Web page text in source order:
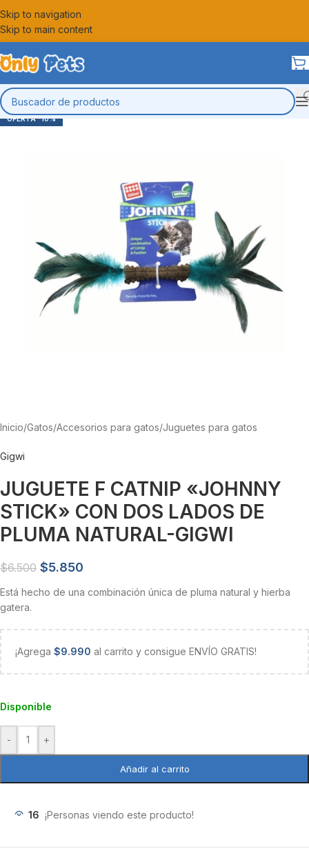
Skip to navigation
Skip to main content
-10%
Inicio/Gatos/Accesorios para gatos/Juguetes para gatos
Gigwi
JUGUETE F CATNIP «JOHNNY
STICK» CON DOS LADOS DE
PLUMA NATURAL-GIGWI
$6.500 $5.850
Está hecho de una combinación única de pluma natural y hierba
gatera.
¡Agrega $9.990 al carrito y consigue ENVÍO GRATIS!
Disponible
- +
Añadir al carrito
16 ¡Personas viendo este producto!